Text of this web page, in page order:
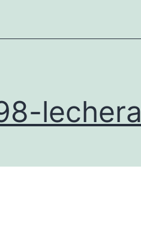
lechera